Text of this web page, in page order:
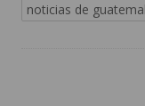
noticias de